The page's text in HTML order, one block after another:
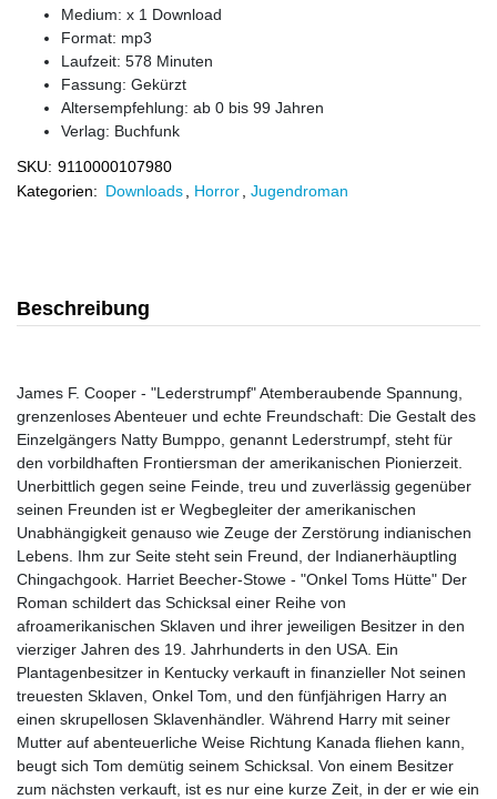
Medium: x 1 Download
Format: mp3
Laufzeit: 578 Minuten
Fassung: Gekürzt
Altersempfehlung: ab 0 bis 99 Jahren
Verlag: Buchfunk
SKU: 9110000107980
Kategorien: Downloads Horror Jugendroman
Beschreibung
James F. Cooper - "Lederstrumpf" Atemberaubende Spannung,
grenzenloses Abenteuer und echte Freundschaft: Die Gestalt des
Einzelgängers Natty Bumppo, genannt Lederstrumpf, steht für
den vorbildhaften Frontiersman der amerikanischen Pionierzeit.
Unerbittlich gegen seine Feinde, treu und zuverlässig gegenüber
seinen Freunden ist er Wegbegleiter der amerikanischen
Unabhängigkeit genauso wie Zeuge der Zerstörung indianischen
Lebens. Ihm zur Seite steht sein Freund, der Indianerhäuptling
Chingachgook. Harriet Beecher-Stowe - "Onkel Toms Hütte" Der
Roman schildert das Schicksal einer Reihe von
afroamerikanischen Sklaven und ihrer jeweiligen Besitzer in den
vierziger Jahren des 19. Jahrhunderts in den USA. Ein
Plantagenbesitzer in Kentucky verkauft in finanzieller Not seinen
treuesten Sklaven, Onkel Tom, und den fünfjährigen Harry an
einen skrupellosen Sklavenhändler. Während Harry mit seiner
Mutter auf abenteuerliche Weise Richtung Kanada fliehen kann,
beugt sich Tom demütig seinem Schicksal. Von einem Besitzer
zum nächsten verkauft, ist es nur eine kurze Zeit, in der er wie ein